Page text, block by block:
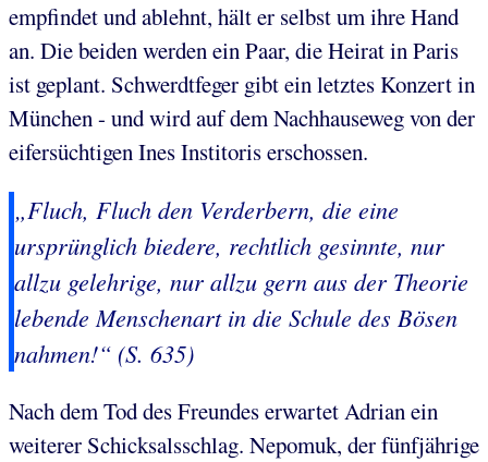
empfindet und ablehnt, hält er selbst um ihre Hand
an. Die beiden werden ein Paar, die Heirat in Paris
ist geplant. Schwerdtfeger gibt ein letztes Konzert in
München - und wird auf dem Nachhauseweg von der
eifersüchtigen Ines Institoris erschossen.
„Fluch, Fluch den Verderbern, die eine
ursprünglich biedere, rechtlich gesinnte, nur
allzu gelehrige, nur allzu gern aus der Theorie
lebende Menschenart in die Schule des Bösen
nahmen!“ (S. 635)
Nach dem Tod des Freundes erwartet Adrian ein
weiterer Schicksalsschlag. Nepomuk, der fünfjährige